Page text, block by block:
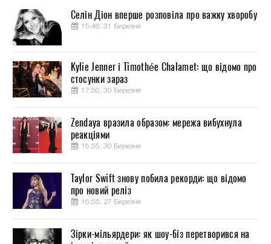
Селін Діон вперше розповіла про важку хворобу
15:46, 31 Березня
Kylie Jenner і Timothée Chalamet: що відомо про
стосунки зараз
17:50, 30 Березня
Zendaya вразила образом: мережа вибухнула
реакціями
16:55, 30 Березня
Taylor Swift знову побила рекорди: що відомо
про новий реліз
16:55, 27 Березня
Зірки-мільярдери: як шоу-біз перетворився на